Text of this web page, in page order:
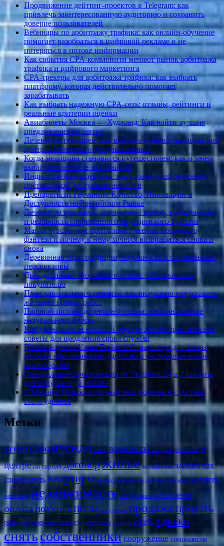
Продвижение дейтинг-проектов в Telegram: как
привлечь заинтересованную аудиторию и сохранить
доверие пользователей
Вебинары по арбитражу трафика: как онлайн-обучение
помогает разобраться в цифровой рекламе и не
потеряться в потоке информации
Как события CPA-комьюнити меняют рынок арбитража
трафика и цифрового маркетинга
CPA-трекеры для арбитража трафика: как выбрать
платформу, которая действительно помогает
зарабатывать
Как выбрать надежную CPA-сеть: отзывы, рейтинги и
реальные критерии оценки
Авиабилеты Москва — Худжанд: Как найти лучшие
предложения на завтра
Лечение за границей: как выбрать лучший медицинский
центр и избежать подводных камней
Когда медицина становится путешествием: как и зачем
выбирают лечение за границей
Индийская фармацевтика: как страна стала мировым
поставщиком доступных лекарств
Препараты из Германии: Качество, Инновации и
Доступность на Российском Рынке
Лечение за границей: осознанный выбор, возможности
и реальность современного медицинского туризма
Магия чувств: чем притягивает чтение любовного
фэнтези и почему к нему хочется возвращаться снова и
снова
Деревянная тара: традиции, надежность и современные
перспективы
Дью-дилижанс вторичного жилья: чего опасаться
покупателю
План капитального ремонта: как визуально представить
жильцам график работ
Паровой пилинг деревянного пола: восстановление
натурального блеска
Как ухаживать за кожаной обувью летом: практические
советы для продления срока службы
Промо-коды от Uzum Tezkor в Самарканде для заказа
готовой еды: экономия, удобство и гастрономическое
разнообразие
Специальные предложения от Экспресс 24 в Ташкенте
для покупки еды онлайн
С Онлайн Медикал срочная мед. помощь в г. Астана
стала удобнее
Метки
агентствоаренда бани варианты владелец вопросы в
центре газ города договоржилье застройщики здания как
сэкономить квартиры комната комнаты культурное наследие купить
материалы недвижимость обследование объявления
оплата покупка полы посуточно продажапродать
работы реестр самостоятельно сдается сдать сделки
снятьсобственники сооружение специалисты